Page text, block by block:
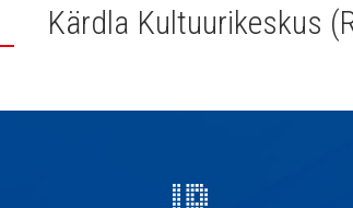
Kärdla Kultuurikeskus